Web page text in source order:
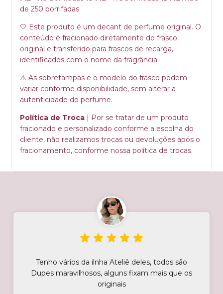
de 250 borrifadas
🤍 Este produto é um decant de perfume original. O
conteúdo é fracionado diretamente do frasco
original e transferido para frascos de recarga,
identificados com o nome da fragrância.
⚠️ As sobretampas e o modelo do frasco podem
variar conforme disponibilidade, sem alterar a
autenticidade do perfume.
Política de Troca | Por se tratar de um produto
fracionado e personalizado conforme a escolha do
cliente, não realizamos trocas ou devoluções após o
fracionamento, conforme nossa política de trocas.
Tenho vários da ilnha Ateliê deles, todos são
Dupes maravilhosos, alguns fixam mais que os
originais